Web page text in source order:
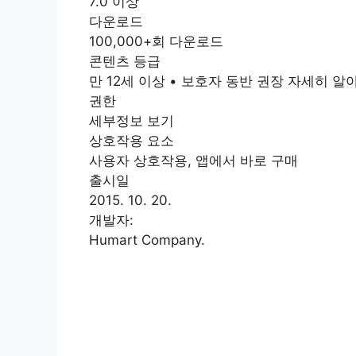
다운로드
100,000+회 다운로드
콘텐츠 등급
만 12세 이상 • 보호자 동반 권장 자세히 알
권한
세부정보 보기
상호작용 요소
사용자 상호작용, 앱에서 바로 구매
출시일
2015. 10. 20.
개발자:
Humart Company.